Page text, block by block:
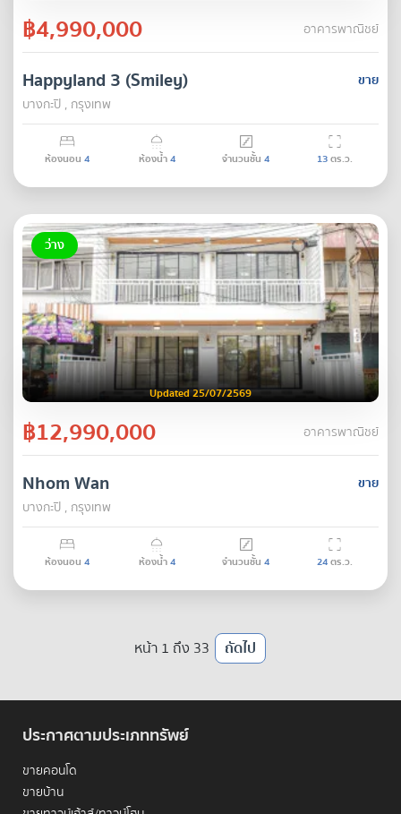
฿4,990,000 อาคารพาณิชย์
ขาย
Happyland 3 (Smiley)
บางกะปิ , กรุงเทพ
ห้องนอน 4 ห้องน้ำ4 จำนวนชั้น 4 13ตร.ว.
ว่าง
Updated 25/07/2569
฿12,990,000 อาคารพาณิชย์
ขาย
Nhom Wan
บางกะปิ , กรุงเทพ
ห้องนอน 4 ห้องน้ำ4 จำนวนชั้น 4 24ตร.ว.
หน้า 1 ถึง 33 ถัดไป
ประกาศตามประเภททรัพย์
ขายคอนโด
ขายบ้าน